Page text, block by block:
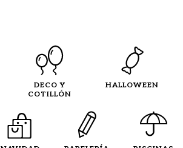
DECO Y
COTILLÓN
HALLOWEEN